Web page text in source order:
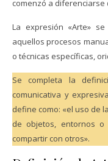
comenzó a diferenciarse
La expresión «Arte»
aquellos procesos
o técnicas específicas,
Se completa la
comunicativa y
define como: «el uso de
de objetos, entornos o
compartir con otros».